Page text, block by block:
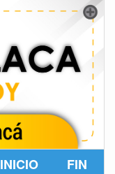
INICIO FIN